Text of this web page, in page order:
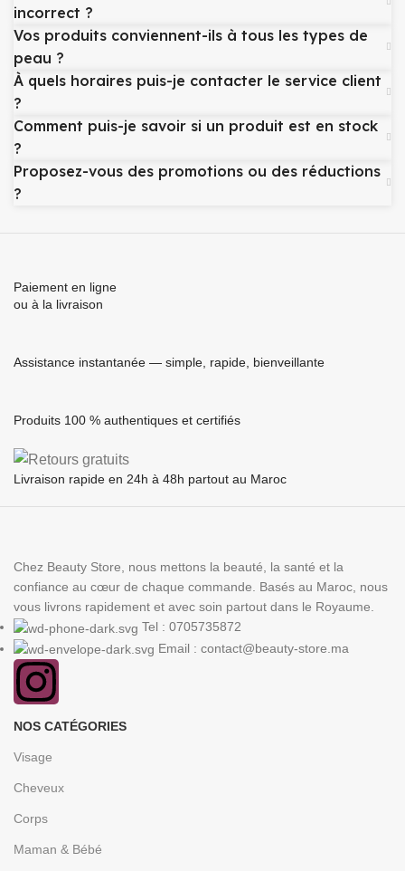
incorrect ?
Vos produits conviennent-ils à tous les types de
peau ?
À quels horaires puis-je contacter le service client
?
Comment puis-je savoir si un produit est en stock
?
Proposez-vous des promotions ou des réductions
?
Paiement en ligne
ou à la livraison
Assistance instantanée — simple, rapide, bienveillante
Produits 100 % authentiques et certifiés
Livraison rapide en 24h à 48h partout au Maroc
Chez Beauty Store, nous mettons la beauté, la santé et la
confiance au cœur de chaque commande. Basés au Maroc, nous
vous livrons rapidement et avec soin partout dans le Royaume.
Tel : 0705735872
Email : contact@beauty-store.ma
NOS CATÉGORIES
Visage
Cheveux
Corps
Maman & Bébé